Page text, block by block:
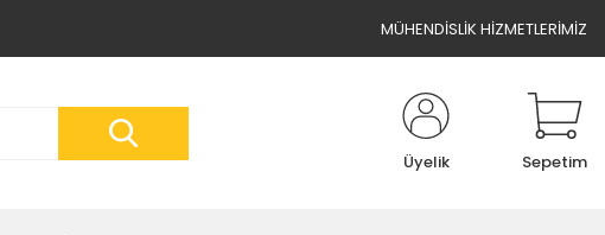
MÜHENDİSLİK HİZMETLERİMİZ
Üyelik Sepetim